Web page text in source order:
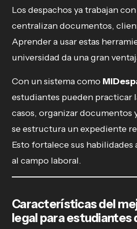
Los despachos ya trabajan
centralizan documentos,
Aprender a usar estas
universidad da una gran
Con un sistema como
estudiantes pueden practicar
casos, organizar documentos
se estructura un expediente
Esto fortalece sus habilidades
al campo laboral.
Características del
legal para estudiantes